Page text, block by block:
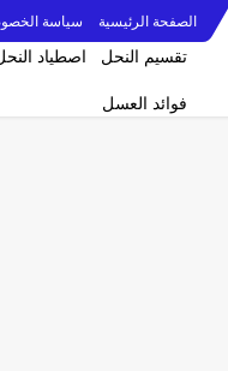
الصفحة الرئيسية سياسة
تقسيم النحل اصطياد
فوائد العسل